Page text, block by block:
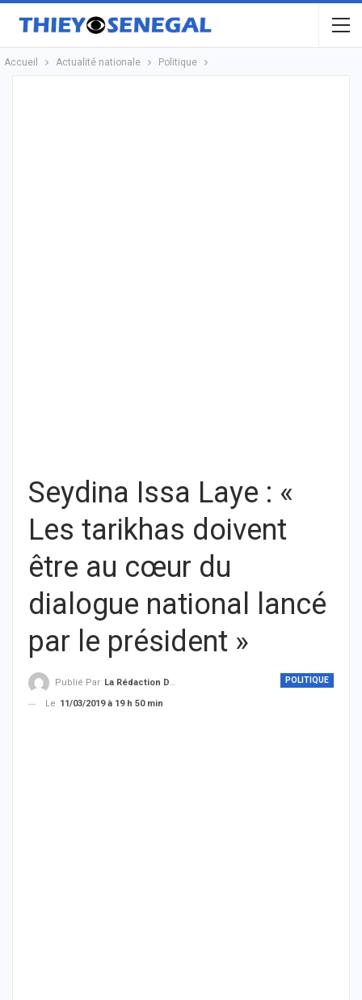
Accueil Actualité nationale Politique
Seydina Issa Laye : «
Les tarikhas doivent
être au cœur du
dialogue national lancé
par le président »
POLITIQUE
Publié Par La Rédaction De THIEYSENEGAL.com
Le 11/03/2019 à 19 h 50 min